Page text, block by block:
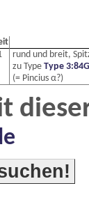
rund und breit,
zu Type Type 3:84G
(= Pincius α?)